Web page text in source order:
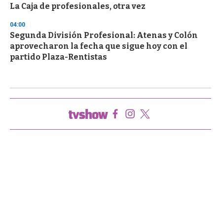
La Caja de profesionales, otra vez
04:00
Segunda División Profesional: Atenas y Colón
aprovecharon la fecha que sigue hoy con el
partido Plaza-Rentistas